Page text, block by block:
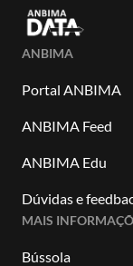
ANBIMA
Portal ANBIMA
ANBIMA Feed
ANBIMA Edu
Dúvidas e
MAIS
Bússola